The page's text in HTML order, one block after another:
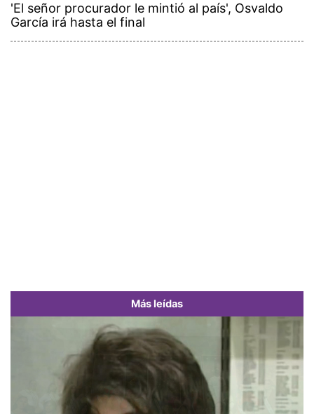
'El señor procurador le mintió al país', Osvaldo
García irá hasta el final
Más leídas